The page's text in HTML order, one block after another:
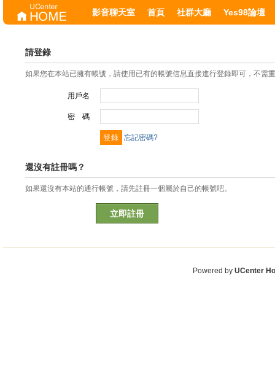
影音聊天室 首頁 社群大廳 Yes98論壇
請登錄
如果您在本站已擁有帳號，請使用已有的帳號信息直接進行登錄即可，不需
用戶名
密 碼
忘記密碼?
還沒有註冊嗎？
如果還沒有本站的通行帳號，請先註冊一個屬於自己的帳號吧。
立即註冊
Powered by UCenter